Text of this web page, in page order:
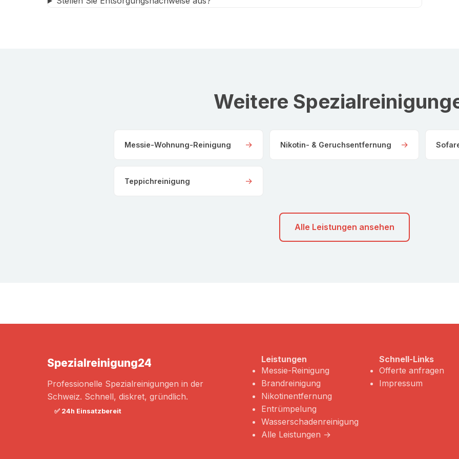
Weitere
Messie-Wohnung-Reinigung → Nikotin- & Geruchsentfernung →
Teppichreinigung →
Alle Leistungen ansehen
Spezialreinigung24
Professionelle Spezialreinigungen in der
Schweiz. Schnell, diskret, gründlich.
✅ 24h Einsatzbereit
Leistungen
Messie-Reinigung
Brandreinigung
Nikotinentfernung
Entrümpelung
Wasserschadenreinigung
Alle Leistungen →
Schnell-Links
Offerte anfragen
Impressum